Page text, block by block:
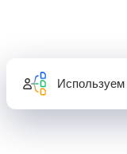
Используем